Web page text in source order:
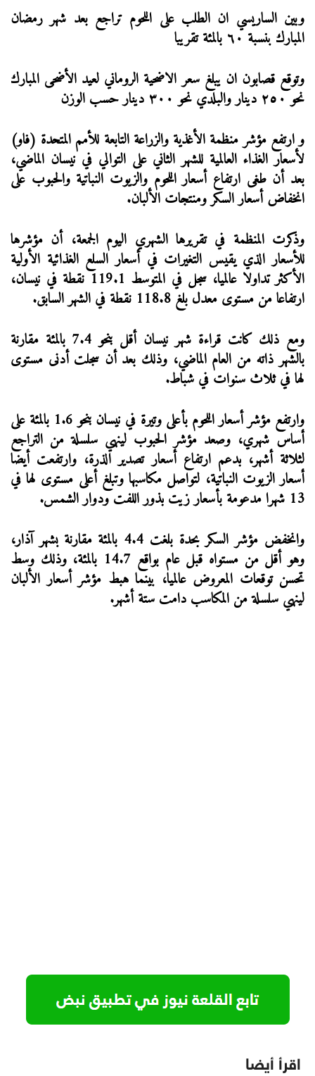
وبين الساريسي ان الطلب على اللحوم تراجع بعد شهر رمضان
المبارك بنسبة ٦٠ بالمئة تقريبا
وتوقع قصابون ان يبلغ سعر الاضحية الروماني لعيد الأضحى المبارك
نحو ٢٥٠ دينار والبلدي نحو ٣٠٠ دينار حسب الوزن
و ارتفع مؤشر منظمة الأغذية والزراعة التابعة للأمم المتحدة (فاو)
لأسعار الغذاء العالمية للشهر الثاني على التوالي في نيسان الماضي،
بعد أن طغى ارتفاع أسعار اللحوم والزيوت النباتية والحبوب على
انخفاض أسعار السكر ومنتجات الألبان.
وذكرت المنظمة في تقريرها الشهري اليوم الجمعة، أن مؤشرها
للأسعار الذي يقيس التغيرات في أسعار السلع الغذائية الأولية
الأكثر تداولا عالميا، سجل في المتوسط 119.1 نقطة في نيسان،
ارتفاعا من مستوى معدل بلغ 118.8 نقطة في الشهر السابق.
ومع ذلك كانت قراءة شهر نيسان أقل بنحو 7.4 بالمئة مقارنة
بالشهر ذاته من العام الماضي، وذلك بعد أن سجلت أدنى مستوى
لها في ثلاث سنوات في شباط.
وارتفع مؤشر أسعار اللحوم بأعلى وتيرة في نيسان بنحو 1.6 بالمئة على
أساس شهري، وصعد مؤشر الحبوب لينهي سلسلة من التراجع
لثلاثة أشهر، بدعم ارتفاع أسعار تصدير الذرة، وارتفعت أيضا
أسعار الزيوت النباتية، لتواصل مكاسبها وتبلغ أعلى مستوى لها في
13 شهرا مدعومة بأسعار زيت بذور اللفت ودوار الشمس.
وانخفض مؤشر السكر بحدة بلغت 4.4 بالمئة مقارنة بشهر آذار،
وهو أقل من مستواه قبل عام بواقع 14.7 بالمئة، وذلك وسط
تحسن توقعات المعروض عالميا، بينما هبط مؤشر أسعار الألبان
لينهي سلسلة من المكاسب دامت ستة أشهر.
اقرأ أيضا